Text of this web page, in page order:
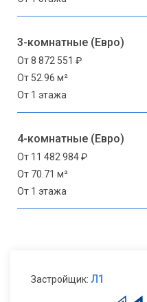
3-комнатные (Евро)
От 8 872 551 ₽
От 52.96 м²
От 1 этажа
4-комнатные (Евро)
От 11 482 984 ₽
От 70.71 м²
От 1 этажа
Застройщик: Л1